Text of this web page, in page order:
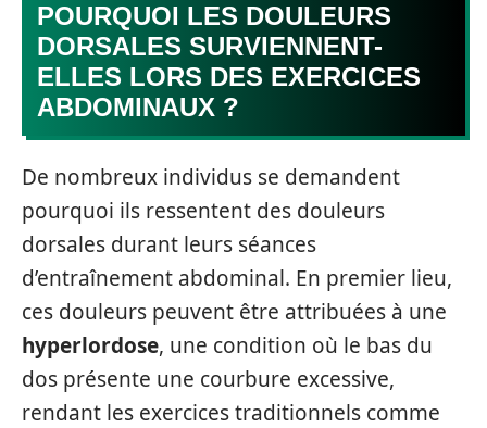
POURQUOI LES DOULEURS
DORSALES SURVIENNENT-
ELLES LORS DES EXERCICES
ABDOMINAUX ?
De nombreux individus se demandent
pourquoi ils ressentent des douleurs
dorsales durant leurs séances
d’entraînement abdominal. En premier lieu,
ces douleurs peuvent être attribuées à une
hyperlordose, une condition où le bas du
dos présente une courbure excessive,
rendant les exercices traditionnels comme